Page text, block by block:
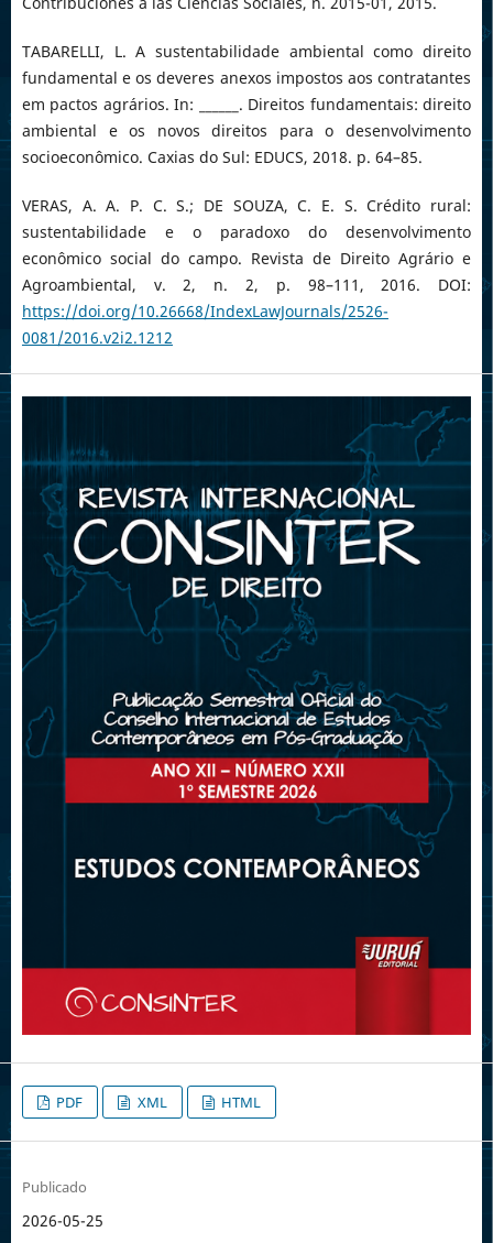
TABARELLI, L. A sustentabilidade ambiental como direito
fundamental e os deveres anexos impostos aos contratantes
em pactos agrários. In: ______. Direitos fundamentais: direito
ambiental e os novos direitos para o desenvolvimento
socioeconômico. Caxias do Sul: EDUCS, 2018. p. 64–85.
VERAS, A. A. P. C. S.; DE SOUZA, C. E. S. Crédito rural:
sustentabilidade e o paradoxo do desenvolvimento
econômico social do campo. Revista de Direito Agrário e
Agroambiental, v. 2, n. 2, p. 98–111, 2016. DOI:
https://doi.org/10.26668/IndexLawJournals/2526-
0081/2016.v2i2.1212
PDF XML HTML
Publicado
2026-05-25